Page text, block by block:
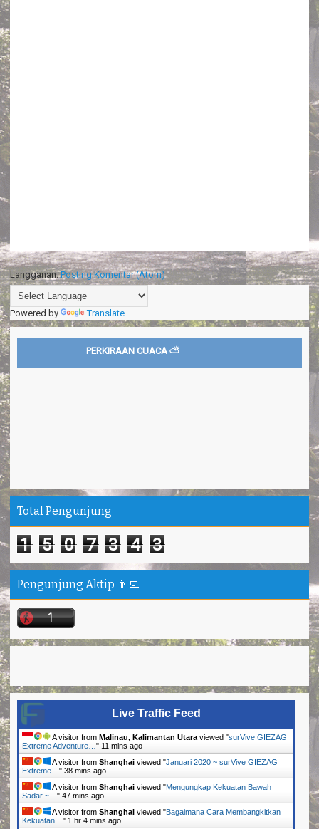
Langganan:Posting Komentar (Atom)
Powered by Translate
PERKIRAAN CUACA ⛅
Total Pengunjung
1 5 0 7 3 4 3
Pengunjung Aktip 👨‍💻
Live Traffic Feed
A visitor from Malinau, Kalimantan Utara viewed "surVive GIEZAG
Extreme Adventure… " 11 mins ago
A visitor from Shanghai viewed "Januari 2020 ~ surVive GIEZAG
Extreme… " 38 mins ago
A visitor from Shanghai viewed "Mengungkap Kekuatan Bawah
Sadar ~… " 47 mins ago
A visitor from Shanghai viewed "Bagaimana Cara Membangkitkan
Kekuatan… " 1 hr 4 mins ago